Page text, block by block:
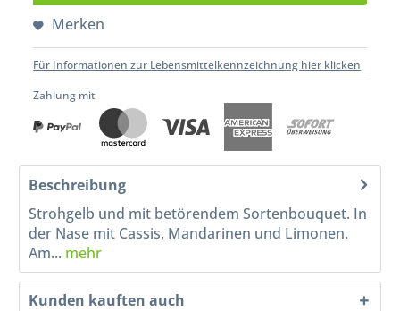
Merken
Für Informationen zur Lebensmittelkennzeichnung hier klicken
Zahlung mit
Beschreibung
Strohgelb und mit betörendem Sortenbouquet. In
der Nase mit Cassis, Mandarinen und Limonen.
Am... mehr
Kunden kauften auch